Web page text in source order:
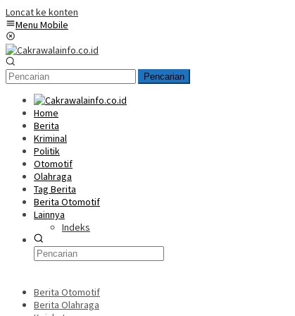
Loncat ke konten
Menu Mobile
Pencarian
Home
Berita
Kriminal
Politik
Otomotif
Olahraga
Tag Berita
Berita Otomotif
Lainnya
Indeks
Berita Otomotif
Berita Olahraga